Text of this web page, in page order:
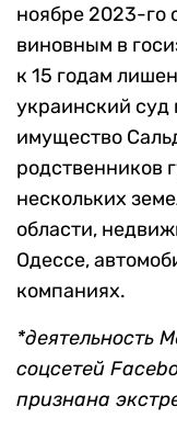
ноябре 2023-го
виновным в
к 15 годам
украинский суд
имущество
родственников
нескольких
области,
Одессе,
компаниях.
*деятельность
соцсетей
признана